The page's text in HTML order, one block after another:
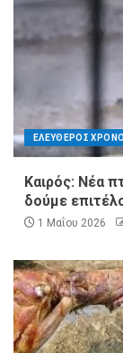
ΕΛΕΥΘΕΡΟΣ
Καιρός: Νέα
δούμε
1 Μαΐου 2026